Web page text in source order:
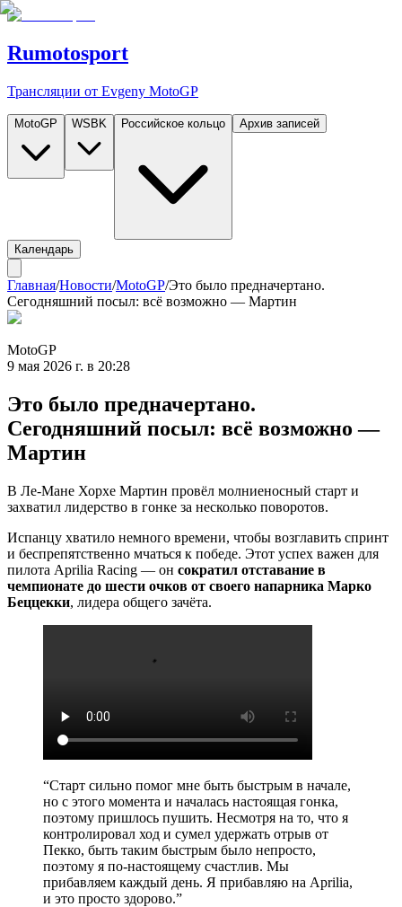
Rumotosport
Трансляции от Evgeny MotoGP
MotoGP WSBK Российское кольцо Архив записей
Календарь
Главная/Новости/MotoGP/Это было предначертано.
Сегодняшний посыл: всё возможно — Мартин
MotoGP
9 мая 2026 г. в 20:28
Это было предначертано.
Сегодняшний посыл: всё возможно —
Мартин
В Ле-Мане Хорхе Мартин провёл молниеносный старт и
захватил лидерство в гонке за несколько поворотов.
Испанцу хватило немного времени, чтобы возглавить спринт
и беспрепятственно мчаться к победе. Этот успех важен для
пилота Aprilia Racing — он сократил отставание в
чемпионате до шести очков от своего напарника Марко
Беццекки, лидера общего зачёта.
“Старт сильно помог мне быть быстрым в начале,
но с этого момента и началась настоящая гонка,
поэтому пришлось пушить. Несмотря на то, что я
контролировал ход и сумел удержать отрыв от
Пекко, быть таким быстрым было непросто,
поэтому я по-настоящему счастлив. Мы
прибавляем каждый день. Я прибавляю на Aprilia,
и это просто здорово.”